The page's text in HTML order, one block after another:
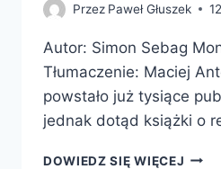
Przez Paweł Głuszek
Autor: Simon Sebag
Tłumaczenie: Maciej
powstało już tysiące
jednak dotąd książki o
DOWIEDZ SIĘ WIĘCEJ